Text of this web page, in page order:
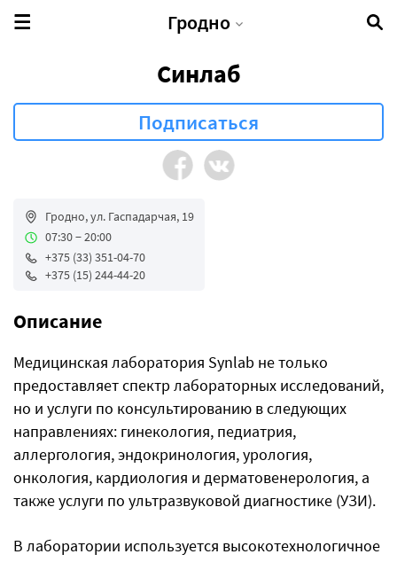
Гродно
Синлаб
Гродно, ул. Гаспадарчая, 19
07:30 − 20:00
+375 (33) 351-04-70
+375 (15) 244-44-20
Описание
Медицинская лаборатория Synlab не только
предоставляет спектр лабораторных исследований,
но и услуги по консультированию в следующих
направлениях: гинекология, педиатрия,
аллергология, эндокринология, урология,
онкология, кардиология и дерматовенерология, а
также услуги по ультразвуковой диагностике (УЗИ).
В лаборатории используется высокотехнологичное